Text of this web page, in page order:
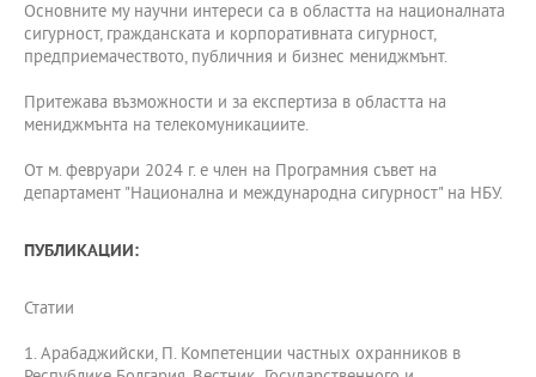
Основните му научни интереси са в областта на националната
сигурност, гражданската и корпоративната сигурност,
предприемачеството, публичния и бизнес мениджмънт.
Притежава възможности и за експертиза в областта на
мениджмънта на телекомуникациите.
От м. февруари 2024 г. е член на Програмния съвет на
департамент "Национална и международна сигурност" на НБУ.
ПУБЛИКАЦИИ:
Статии
1. Арабаджийски, П. Компетенции частных охранников в